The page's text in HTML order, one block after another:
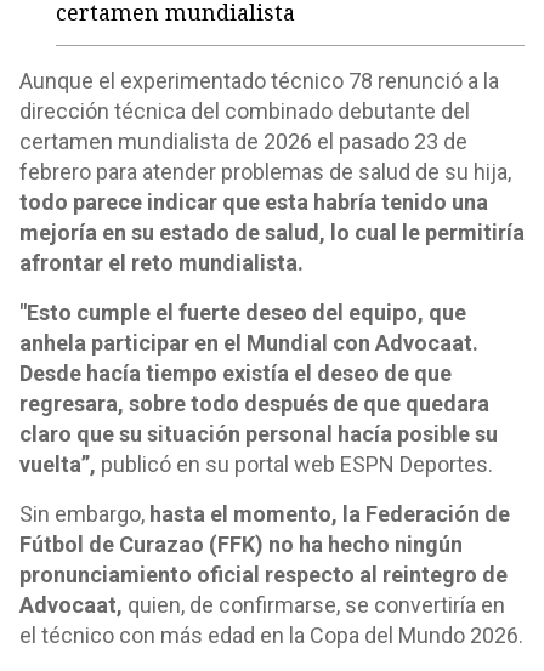
certamen mundialista
Aunque el experimentado técnico 78 renunció a la
dirección técnica del combinado debutante del
certamen mundialista de 2026 el pasado 23 de
febrero para atender problemas de salud de su hija,
todo parece indicar que esta habría tenido una
mejoría en su estado de salud, lo cual le permitiría
afrontar el reto mundialista.
"Esto cumple el fuerte deseo del equipo, que
anhela participar en el Mundial con Advocaat.
Desde hacía tiempo existía el deseo de que
regresara, sobre todo después de que quedara
claro que su situación personal hacía posible su
vuelta”, publicó en su portal web ESPN Deportes.
Sin embargo, hasta el momento, la Federación de
Fútbol de Curazao (FFK) no ha hecho ningún
pronunciamiento oficial respecto al reintegro de
Advocaat, quien, de confirmarse, se convertiría en
el técnico con más edad en la Copa del Mundo 2026.